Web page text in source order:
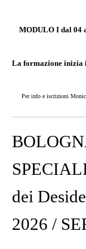
MODULO I dal 04
La formazione inizia
Per info e iscrizioni
dei
2026 /